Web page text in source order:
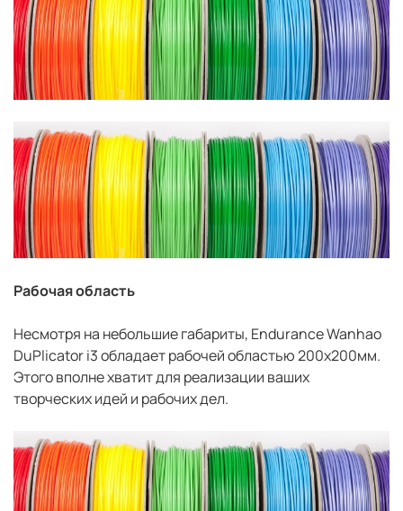
Рабочая область
Несмотря на небольшие габариты, Endurance Wanhao
DuPlicator i3 обладает рабочей областью 200x200мм.
Этого вполне хватит для реализации ваших
творческих идей и рабочих дел.